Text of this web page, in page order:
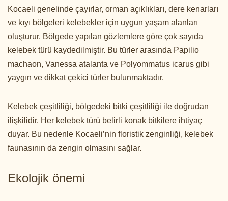
Kocaeli genelinde çayırlar, orman açıklıkları, dere kenarları
ve kıyı bölgeleri kelebekler için uygun yaşam alanları
oluşturur. Bölgede yapılan gözlemlere göre çok sayıda
kelebek türü kaydedilmiştir. Bu türler arasında Papilio
machaon, Vanessa atalanta ve Polyommatus icarus gibi
yaygın ve dikkat çekici türler bulunmaktadır.
Kelebek çeşitliliği, bölgedeki bitki çeşitliliği ile doğrudan
ilişkilidir. Her kelebek türü belirli konak bitkilere ihtiyaç
duyar. Bu nedenle Kocaeli’nin floristik zenginliği, kelebek
faunasının da zengin olmasını sağlar.
Ekolojik önemi